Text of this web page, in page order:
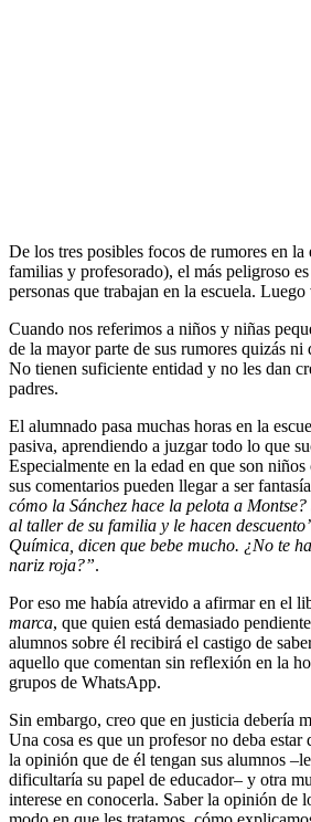
De los tres posibles focos de rumores en la
familias y profesorado), el más peligroso
personas que trabajan en la escuela.
Cuando nos referimos a niños y niñas
de la mayor parte de sus rumores quizás ni
No tienen suficiente entidad y no les dan
padres.
El alumnado pasa muchas horas en la
pasiva, aprendiendo a juzgar todo lo que
Especialmente en la edad en que son
sus comentarios pueden llegar a ser
cómo la Sánchez hace la pelota a
al taller de su familia y le hacen
Química, dicen que bebe mucho. ¿No te
nariz roja?”.
Por eso me había atrevido a afirmar en el
marca, que quien está demasiado
alumnos sobre él recibirá el castigo de
aquello que comentan sin reflexión en la
grupos de WhatsApp.
Sin embargo, creo que en justicia debería
Una cosa es que un profesor no deba estar
la opinión que de él tengan sus alumnos
dificultaría su papel de educador– y otra
interese en conocerla. Saber la opinión de